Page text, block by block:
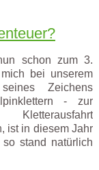
schon zum 3.
bei unserem
Zeichens
- zur
Kletterausfahrt
ist in diesem Jahr
stand natürlich